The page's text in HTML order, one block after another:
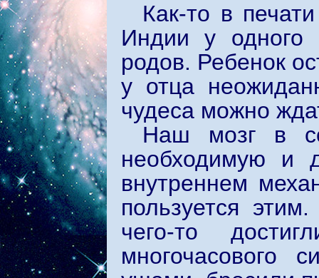
Как-то в
Индии у
родов. Ребенок
у отца
чудеса можно
Наш мозг в
необходимую и
внутреннем
пользуется
чего-то
многочасового